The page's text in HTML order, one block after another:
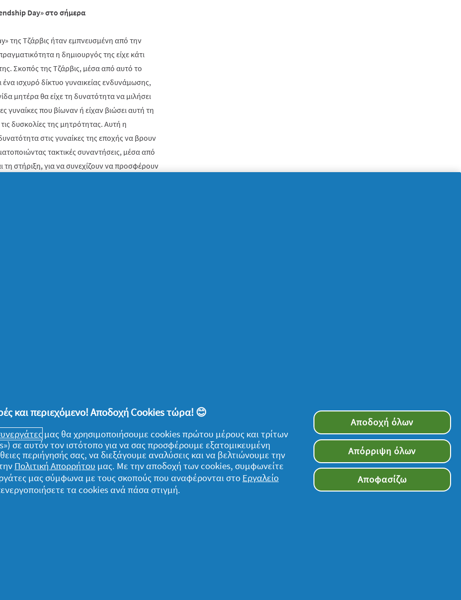
Day» στο σήμερα
της Τζάρβις ήταν εμπνευσμένη από την
η δημιουργός της είχε κάτι
Σκοπός της Τζάρβις, μέσα από αυτό το
ισχυρό δίκτυο γυναικείας ενδυνάμωσης,
μητέρα θα είχε τη δυνατότητα να μιλήσει
γυναίκες που βίωναν ή είχαν βιώσει αυτή τη
δυσκολίες της μητρότητας. Αυτή η
στις γυναίκες της εποχής να βρουν
τακτικές συναντήσεις, μέσα από
τη στήριξη, για να συνεχίζουν να προσφέρουν
Και αυτό που έχει ακόμη μεγαλύτερη ουσία,
με την ξεχωριστή και αναντικατάστατη
Είτε αποφασίσουμε να γιορτάσουμε μαζί της
χαρίσουμε μερικά λουλούδια και μία μεγάλη
ό,τι και να κάνουμε, δεν φτάνει για να της
αγάπη που έχουμε εισπράξει όλα αυτά τα
και περιεχόμενο! Αποδοχή Cookies τώρα! 😊
μας θα χρησιμοποιήσουμε cookies πρώτου μέρους και τρίτων
σε αυτόν τον ιστότοπο για να σας προσφέρουμε εξατομικευμένη
περιήγησής σας, να διεξάγουμε αναλύσεις και να βελτιώνουμε την
Πολιτική Απορρήτου μας. Με την αποδοχή των cookies, συμφωνείτε
μας σύμφωνα με τους σκοπούς που αναφέρονται στο Εργαλείο
τα cookies ανά πάσα στιγμή.
Αποδοχή όλων
Απόρριψη όλων
Αποφασίζω